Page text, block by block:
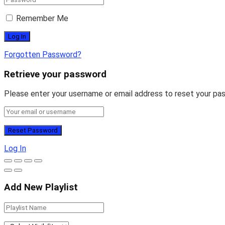
Remember Me
Forgotten Password?
Retrieve your password
Please enter your username or email address to reset your
Log In
Add New Playlist